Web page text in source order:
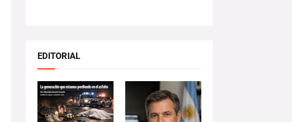
EDITORIAL